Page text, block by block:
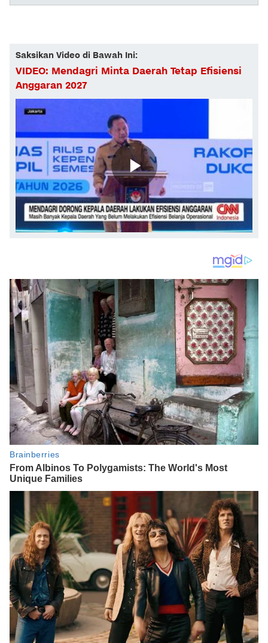
Saksikan Video di Bawah Ini:
VIDEO: Mendagri Minta Daerah Tetap Efisiensi
Anggaran 2027